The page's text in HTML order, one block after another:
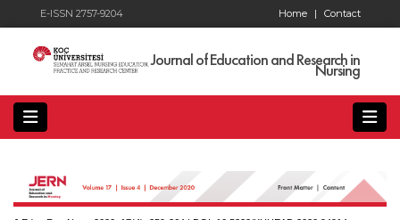
E-ISSN 2757-9204 Contact
Home |
Journal of Education and Research in
Nursing